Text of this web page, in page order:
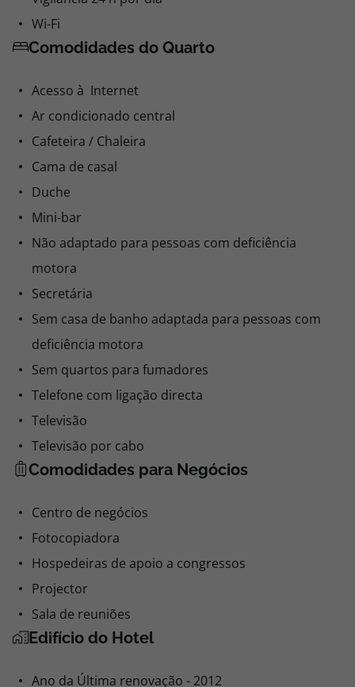
Wi-Fi
Comodidades do Quarto
Acesso à Internet
Ar condicionado central
Cafeteira / Chaleira
Cama de casal
Duche
Mini-bar
Não adaptado para pessoas com deficiência
motora
Secretária
Sem casa de banho adaptada para pessoas com
deficiência motora
Sem quartos para fumadores
Telefone com ligação directa
Televisão
Televisão por cabo
Comodidades para Negócios
Centro de negócios
Fotocopiadora
Hospedeiras de apoio a congressos
Projector
Sala de reuniões
Edifício do Hotel
Ano da Última renovação - 2012